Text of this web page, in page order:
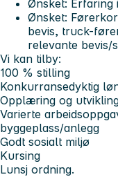
Ønsket: Erfaring
Ønsket:
bevis, truck-
relevante bevis/
Vi kan tilby:
100 % stilling
Konkurransedyktig
Opplæring og
Varierte
byggeplass/anlegg
Godt sosialt miljø
Kursing
Lunsj ordning.